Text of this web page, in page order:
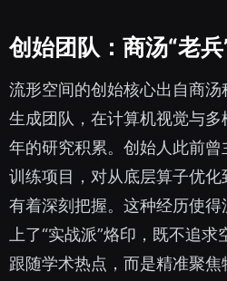
创始团队：商汤“老
流形空间的创始核心出自商
生成团队，在计算机视觉与
年的研究积累。创始人此前
训练项目，对从底层算子优
有着深刻把握。这种经历使
上了“实战派”烙印，既不追
跟随学术热点，而是精准聚